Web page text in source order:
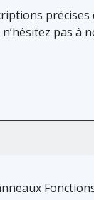
pas à